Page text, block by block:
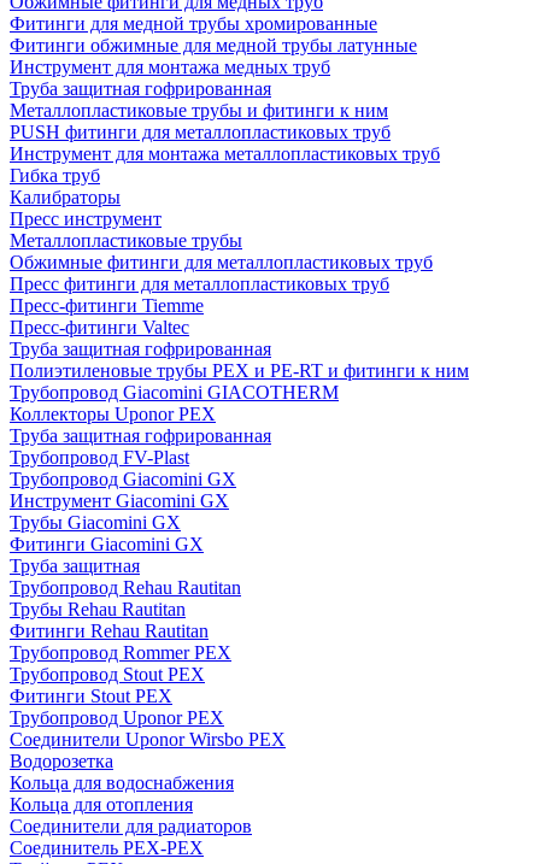
Фитинги для медной трубы хромированные
Фитинги обжимные для медной трубы латунные
Инструмент для монтажа медных труб
Труба защитная гофрированная
Металлопластиковые трубы и фитинги к ним
PUSH фитинги для металлопластиковых труб
Инструмент для монтажа металлопластиковых труб
Гибка труб
Калибраторы
Пресс инструмент
Металлопластиковые трубы
Обжимные фитинги для металлопластиковых труб
Пресс фитинги для металлопластиковых труб
Пресс-фитинги Tiemme
Пресс-фитинги Valtec
Труба защитная гофрированная
Полиэтиленовые трубы PEX и PE-RT и фитинги к ним
Трубопровод Giacomini GIACOTHERM
Коллекторы Uponor PEX
Труба защитная гофрированная
Трубопровод FV-Plast
Трубопровод Giacomini GX
Инструмент Giacomini GX
Трубы Giacomini GX
Фитинги Giacomini GX
Труба защитная
Трубопровод Rehau Rautitan
Трубы Rehau Rautitan
Фитинги Rehau Rautitan
Трубопровод Rommer PEX
Трубопровод Stout PEX
Фитинги Stout PEX
Трубопровод Uponor PEX
Соединители Uponor Wirsbo PEX
Водорозетка
Кольца для водоснабжения
Кольца для отопления
Соединители для радиаторов
Соединитель PEX-PEX